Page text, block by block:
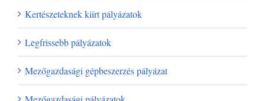
Kertészeteknek kiírt pályázatok
Legfrissebb pályázatok
Mezőgazdasági gépbeszerzés pályázat